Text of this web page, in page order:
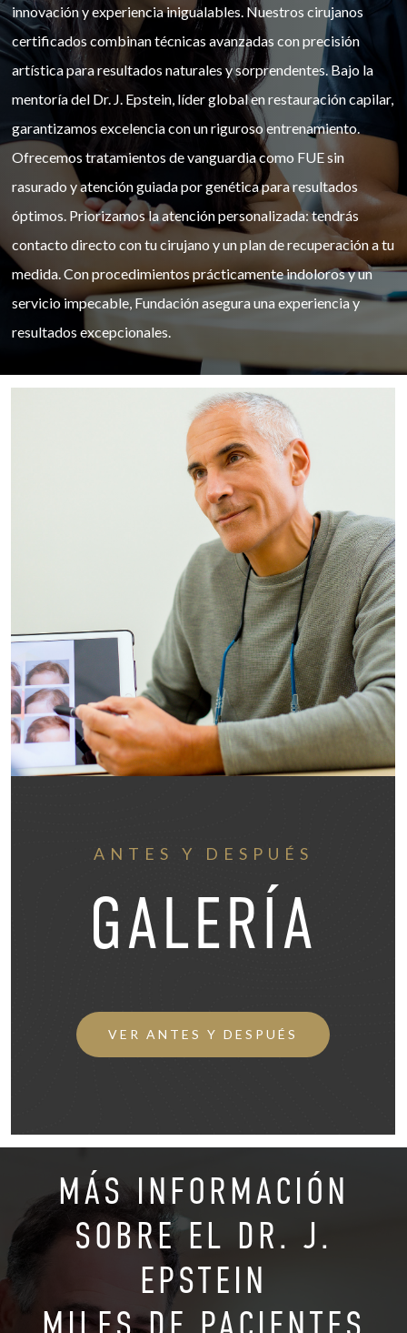
innovación y experiencia inigualables. Nuestros cirujanos
certificados combinan técnicas avanzadas con precisión
artística para resultados naturales y sorprendentes. Bajo la
mentoría del Dr. J. Epstein, líder global en restauración capilar,
garantizamos excelencia con un riguroso entrenamiento.
Ofrecemos tratamientos de vanguardia como FUE sin
rasurado y atención guiada por genética para resultados
óptimos. Priorizamos la atención personalizada: tendrás
contacto directo con tu cirujano y un plan de recuperación a tu
medida. Con procedimientos prácticamente indoloros y un
servicio impecable, Fundación asegura una experiencia y
resultados excepcionales.
ANTES Y DESPUÉS
GALERÍA
VER ANTES Y DESPUÉS
MÁS INFORMACIÓN
SOBRE EL DR. J.
EPSTEIN